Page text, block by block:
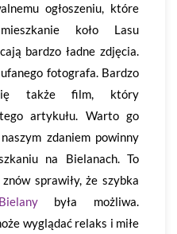
ogłoszeniu, które
koło Lasu
bardzo ładne zdjęcia.
fotografa. Bardzo
także film, który
artykułu. Warto go
zdaniem powinny
na Bielanach. To
sprawiły, że szybka
Bielanybyła możliwa.
wyglądać relaks i miłe